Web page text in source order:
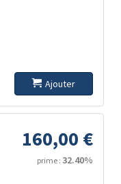
Ajouter
160,00 €
prime : 32.40%